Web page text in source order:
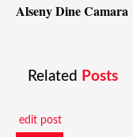
Alseny Dine Camara
Related Posts
edit post